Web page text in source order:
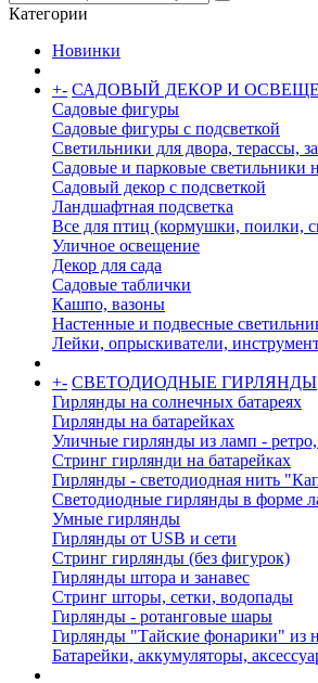
Категории
Новинки
+- САДОВЫЙ ДЕКОР И
Садовые фигуры
Садовые фигуры с подсветкой
Светильники для двора, терассы,
Садовые и парковые светильники
Садовый декор с подсветкой
Ландшафтная подсветка
Все для птиц (кормушки, поилки,
Уличное освещение
Декор для сада
Садовые таблички
Кашпо, вазоны
Настенные и подвесные
Лейки, опрыскиватели,
+- СВЕТОДИОДНЫЕ ГИРЛЯНДЫ
Гирлянды на солнечных батареях
Гирлянды на батарейках
Уличные гирлянды из ламп -
Стринг гирлянди на батарейках
Гирлянды - светодиодная нить
Светодиодные гирлянды в форме
Умные гирлянды
Гирлянды от USB и сети
Стринг гирлянды (без фигурок)
Гирлянды штора и занавес
Стринг шторы, сетки, водопады
Гирлянды - ротанговые шары
Гирлянды "Тайские фонарики" из
Батарейки, аккумуляторы,